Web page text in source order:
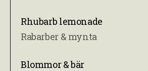
Rhubarb lemonade
Rabarber & mynta
Blommor & bär